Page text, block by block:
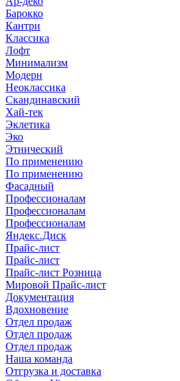
Барокко
Кантри
Классика
Лофт
Минимализм
Модерн
Неоклассика
Скандинавский
Хай-тек
Эклетика
Эко
Этнический
По применению
По применению
Фасадный
Профессионалам
Профессионалам
Профессионалам
Яндекс.Диск
Прайс-лист
Прайс-лист
Прайс-лист Розница
Мировой Прайс-лист
Документация
Вдохновение
Отдел продаж
Отдел продаж
Отдел продаж
Наша команда
Отгрузка и доставка